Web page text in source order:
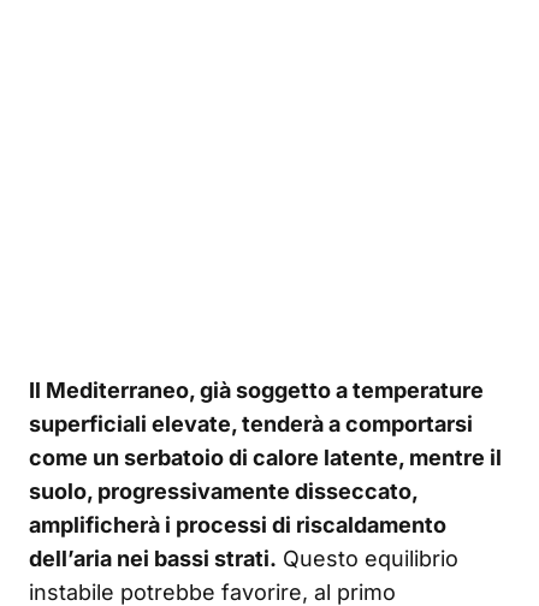
Il Mediterraneo, già soggetto a temperature
superficiali elevate, tenderà a comportarsi
come un serbatoio di calore latente, mentre il
suolo, progressivamente disseccato,
amplificherà i processi di riscaldamento
dell’aria nei bassi strati. Questo equilibrio
instabile potrebbe favorire, al primo